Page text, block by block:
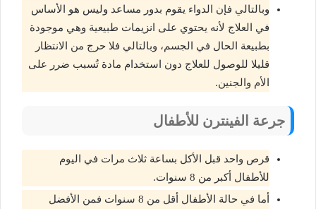
وبالتالي فإن الدواء يقوم بدور مساعد وليس هو الأساس
في العلاج لأنه يحتوي على انزيمات طبيعية وهي موجودة
بطبيعة الحال في الجسم، وبالتالي فلا حرج من الانتظار
قليلا للوصول للعلاج دون استخدام مادة تُسبب ضرر على
الأم والجنين.
جرعة الفينترن للأطفال
قرص واحد قبل الأكل بساعة ثلاث مرات في اليوم
للأطفال أكبر من 8 سنوات.
أما في حالة الأطفال أقل من 8 سنوات فمن الأفضل